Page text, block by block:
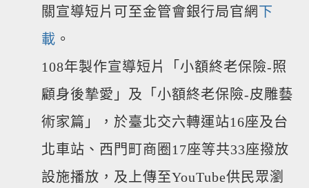
關宣導短片可至金管會銀行局官網 下
載 。
108年製作宣導短片「小額終老保險-照
顧身後摯愛」及「小額終老保險-皮雕藝
術家篇」，於臺北交六轉運站16座及台
北車站、西門町商圈17座等共33座撥放
設施播放，及上傳至YouTube供民眾瀏